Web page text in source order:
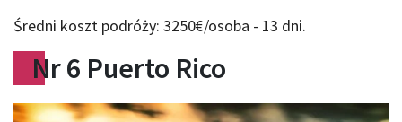
Średni koszt podróży: 3250€/osoba - 13 dni.
Nr 6 Puerto Rico